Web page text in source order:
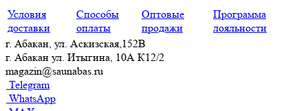
Условия
доставки
Способы
оплаты
Оптовые
продажи
Программа
лояльности
г. Абакан, ул. Аскизская,152В
г. Абакан ул. Итыгина, 10А К12/2
magazin@saunabas.ru
Telegram
WhatsApp